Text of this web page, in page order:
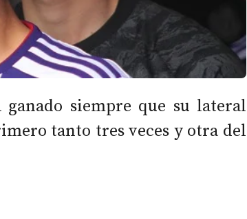
siempre que su lateral
tanto tres veces y otra del